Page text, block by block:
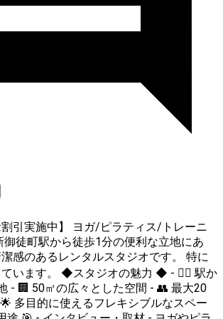
ガ/ピラティス/トレーニ
感のあるレンタルスタジオです。 特に
の魅力 ◆ - 🚶‍♂️ 駅か
- 🏢 50㎡の広々とした空間 - 👥 最大20
多目的に使えるフレキシブルなスペー